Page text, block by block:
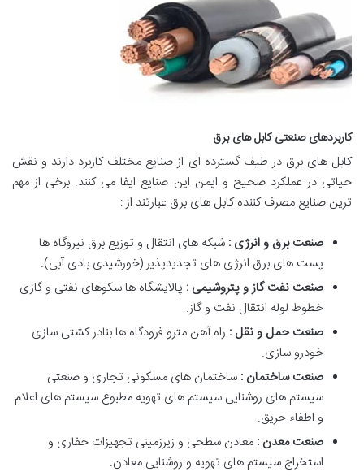
کاربردهای صنعتی کابل های برق
کابل های برق در طیف گسترده ای از صنایع مختلف کاربرد دارند و نقش
حیاتی در عملکرد صحیح و ایمن این صنایع ایفا می کنند. برخی از مهم
ترین صنایع مصرف کننده کابل های برق عبارتند از :
صنعت برق و انرژی : شبکه های انتقال و توزیع برق نیروگاه ها
پست های برق انرژی های تجدیدپذیر (خورشیدی بادی آبی).
صنعت نفت گاز و پتروشیمی : پالایشگاه ها سکوهای نفتی و گازی
خطوط لوله انتقال نفت و گاز.
صنعت حمل و نقل : راه آهن مترو فرودگاه ها بنادر کشتی سازی
خودرو سازی.
صنعت ساختمان : ساختمان های مسکونی تجاری و صنعتی
سیستم های روشنایی سیستم های تهویه مطبوع سیستم های اعلام
و اطفاء حریق.
صنعت معدن : معادن سطحی و زیرزمینی تجهیزات حفاری و
استخراج سیستم های تهویه و روشنایی معادن.